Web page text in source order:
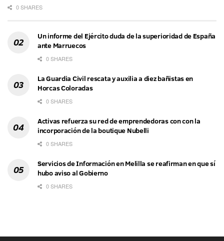
0 SHARES
Un informe del Ejército duda de la superioridad de España
ante Marruecos
0 SHARES
La Guardia Civil rescata y auxilia a diez bañistas en
Horcas Coloradas
0 SHARES
Activas refuerza su red de emprendedoras con con la
incorporación de la boutique Nubelli
0 SHARES
Servicios de Información en Melilla se reafirman en que sí
hubo aviso al Gobierno
0 SHARES